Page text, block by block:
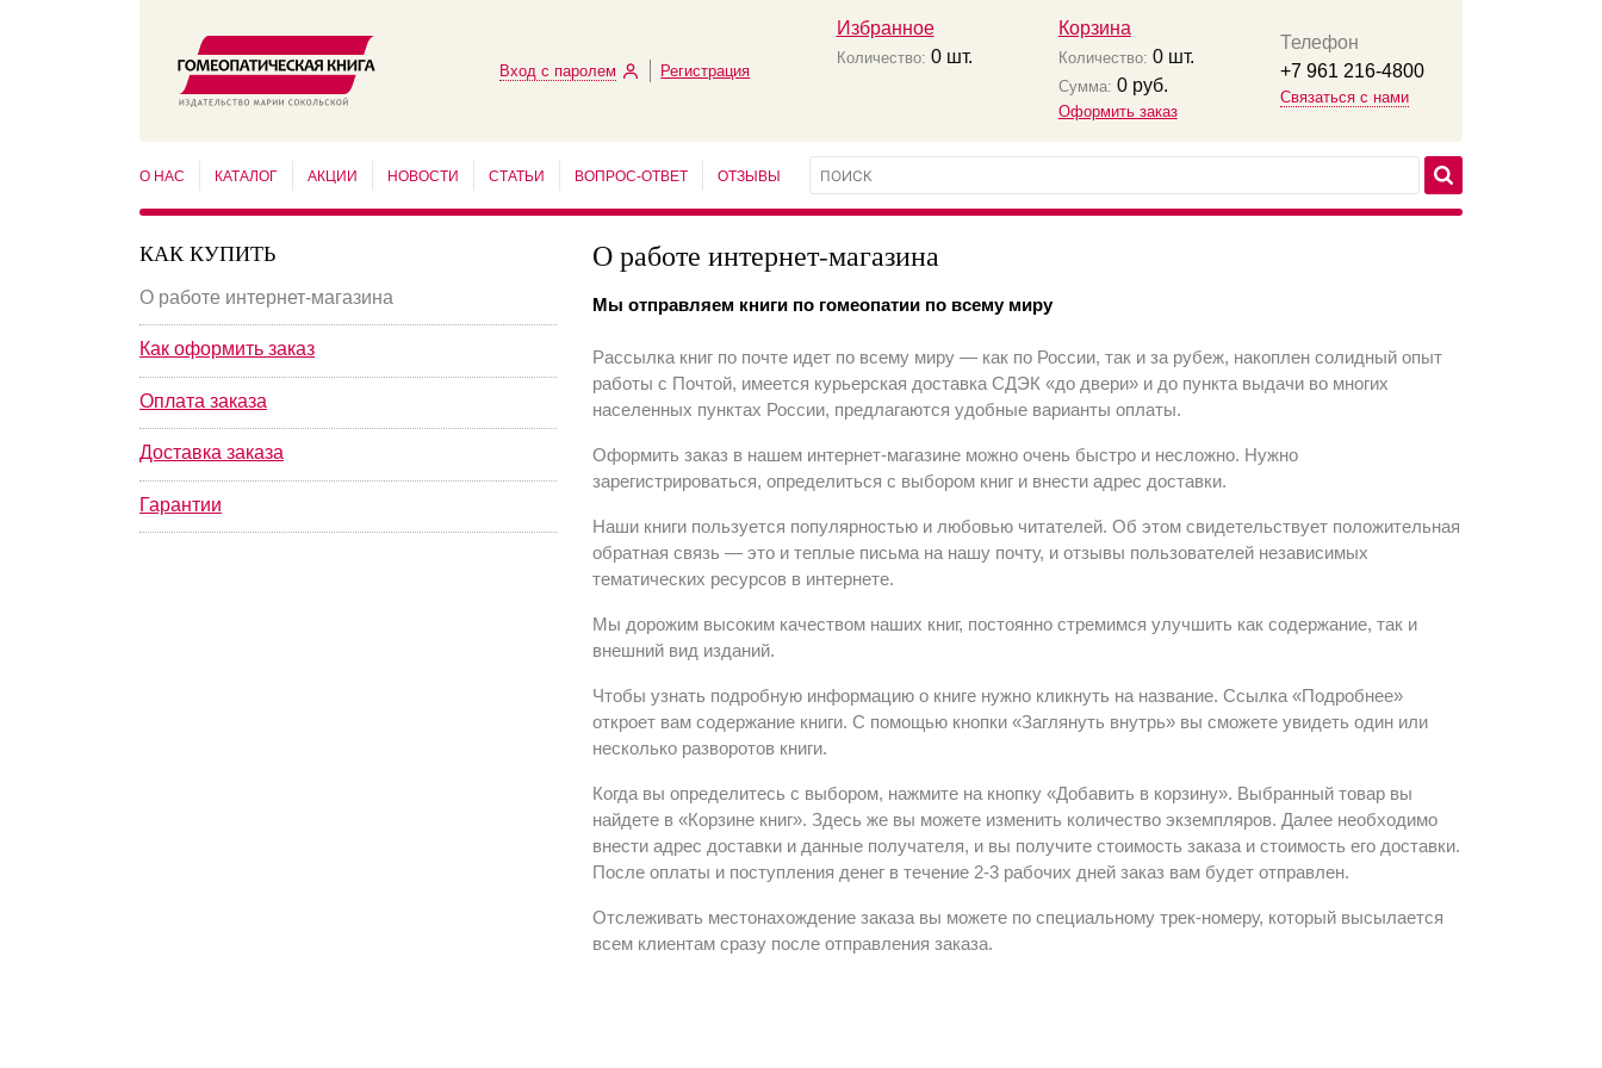
Вход с паролем Регистрация
Избранное
Количество: 0шт.
Корзина
Количество: 0шт.
Сумма: 0руб.
Оформить заказ
Телефон
+7 961 216-4800
Связаться с нами
О НАС КАТАЛОГ АКЦИИ НОВОСТИ СТАТЬИ ВОПРОС-ОТВЕТ ОТЗЫВЫ
КАК КУПИТЬ
О работе интернет-магазина
Как оформить заказ
Оплата заказа
Доставка заказа
Гарантии
О работе интернет-магазина
Мы отправляем книги по гомеопатии по всему миру
Рассылка книг по почте идет по всему миру — как по России, так и за рубеж, накоплен солидный опыт
работы с Почтой, имеется курьерская доставка СДЭК «до двери» и до пункта выдачи во многих
населенных пунктах России, предлагаются удобные варианты оплаты.
Оформить заказ в нашем интернет-магазине можно очень быстро и несложно. Нужно
зарегистрироваться, определиться с выбором книг и внести адрес доставки.
Наши книги пользуется популярностью и любовью читателей. Об этом свидетельствует положительная
обратная связь — это и теплые письма на нашу почту, и отзывы пользователей независимых
тематических ресурсов в интернете.
Мы дорожим высоким качеством наших книг, постоянно стремимся улучшить как содержание, так и
внешний вид изданий.
Чтобы узнать подробную информацию о книге нужно кликнуть на название. Ссылка «Подробнее»
откроет вам содержание книги. С помощью кнопки «Заглянуть внутрь» вы сможете увидеть один или
несколько разворотов книги.
Когда вы определитесь с выбором, нажмите на кнопку «Добавить в корзину». Выбранный товар вы
найдете в «Корзине книг». Здесь же вы можете изменить количество экземпляров. Далее необходимо
внести адрес доставки и данные получателя, и вы получите стоимость заказа и стоимость его доставки.
После оплаты и поступления денег в течение 2-3 рабочих дней заказ вам будет отправлен.
Отслеживать местонахождение заказа вы можете по специальному трек-номеру, который высылается
всем клиентам сразу после отправления заказа.